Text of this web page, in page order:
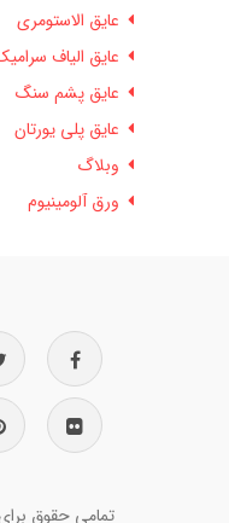
عایق الاستومری
عایق الیاف
عایق پشم سنگ
عایق پلی یورتان
وبلاگ
ورق آلومینیوم
تمامی حقوق